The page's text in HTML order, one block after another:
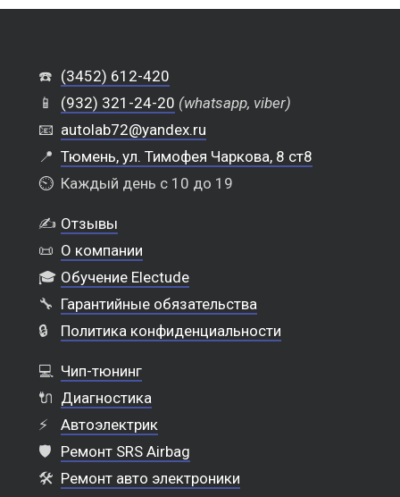
☎️ (3452) 612-420
📱
(932) 321-24-20 (whatsapp, viber)
📧 autolab72@yandex.ru
📍 Тюмень, ул. Тимофея Чаркова, 8 ст8
⏲️ Каждый день с 10 до 19
✍️ Отзывы
📜 О компании
🎓 Обучение Electude
🔧 Гарантийные обязательства
🔒
Политика конфиденциальности
💻 Чип-тюнинг
🔌 Диагностика
⚡
Автоэлектрик
🛡️ Ремонт SRS Airbag
🛠️ Ремонт авто электроники